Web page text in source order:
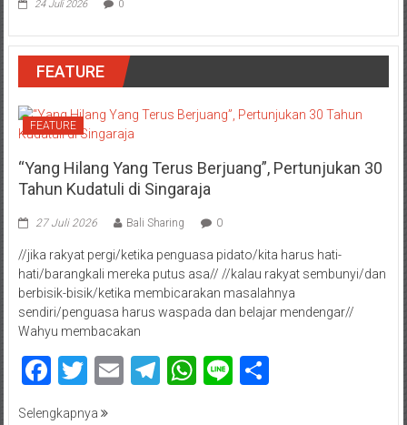
24 Juli 2026 0
FEATURE
FEATURE
“Yang Hilang Yang Terus Berjuang”, Pertunjukan 30
Tahun Kudatuli di Singaraja
27 Juli 2026 Bali Sharing 0
//jika rakyat pergi/ketika penguasa pidato/kita harus hati-
hati/barangkali mereka putus asa// //kalau rakyat sembunyi/dan
berbisik-bisik/ketika membicarakan masalahnya
sendiri/penguasa harus waspada dan belajar mendengar//
Wahyu membacakan
Facebook
Twitter
EmailTelegram
WhatsApp
LineShare
Selengkapnya